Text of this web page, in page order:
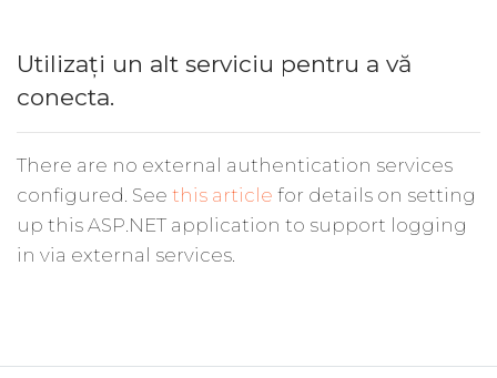
Utilizați un alt serviciu pentru a vă
conecta.
There are no external authentication services
configured. See this article for details on setting
up this ASP.NET application to support logging
in via external services.